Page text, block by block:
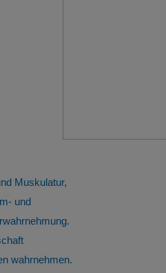
Muskulatur,
und
wahrnehmen.